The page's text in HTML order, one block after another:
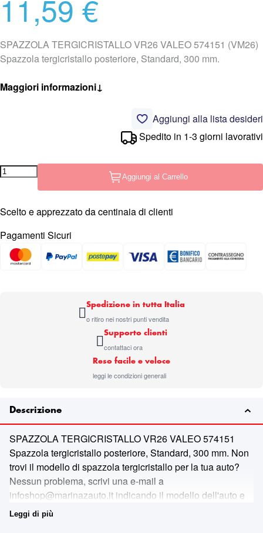
11,59 €
SPAZZOLA TERGICRISTALLO VR26 VALEO 574151 (VM26)
Spazzola tergicristallo posteriore, Standard, 300 mm.
Maggiori informazioni↓
Aggiungi alla lista desideri
Spedito in 1-3 giorni lavorativi
Aggiungi al Carrello
Scelto e apprezzato da centinaia di clienti
Pagamenti Sicuri
Spedizione in tutta Italia
o ritiro nei nostri punti vendita
Supporto clienti
contattaci ora
Reso facile e veloce
leggi le condizioni generali
Descrizione
SPAZZOLA TERGICRISTALLO VR26 VALEO 574151
Spazzola tergicristallo posteriore, Standard, 300 mm. Non
trovi il modello di spazzola tergicristallo per la tua auto?
Nessun problema, scrivi una e-mail a
infoshop@marinazauto.it indicando il modello dell'auto e
la targa, ti risponderemo con il modello giusto per la tua
Leggi di più